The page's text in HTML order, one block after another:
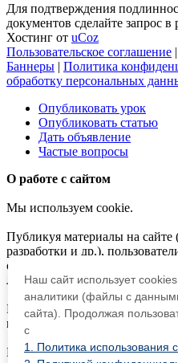
Для подтверждения
документов сделайте запрос
Хостинг от uCoz
Пользовательское соглашение |
Баннеры | Политика
обработку персональных
Опубликовать урок
Опубликовать статью
Дать объявление
Частые вопросы
О работе с сайтом
Мы используем cookie.
Публикуя материалы на сайте
разработки и др.),
ответственность за
любых спорных вопросов с
При этом редакция сайта
поддержку как в публикации,
Если вы обнаружили, что на
Наш сайт использует
аналитики (файлы с
сайта). Продолжая
с
1. Политика использования